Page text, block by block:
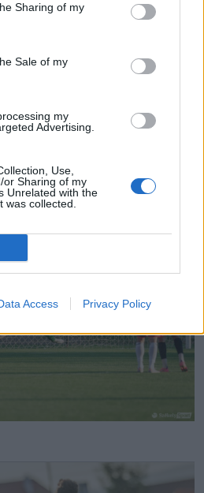
Sharing of my
Sale of my
my
Advertising.
Use,
or Sharing of my
Unrelated with the
was collected.
Access Privacy Policy